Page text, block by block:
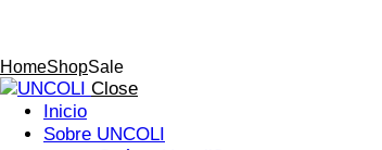
HomeShopSale
Close
Inicio
Sobre UNCOLI